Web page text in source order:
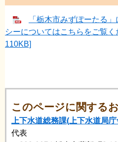
「栃木市みずぽーたる
シーについてはこちらをご覧
110KB]
このページに関する
上下水道総務課(上下水道局
代表